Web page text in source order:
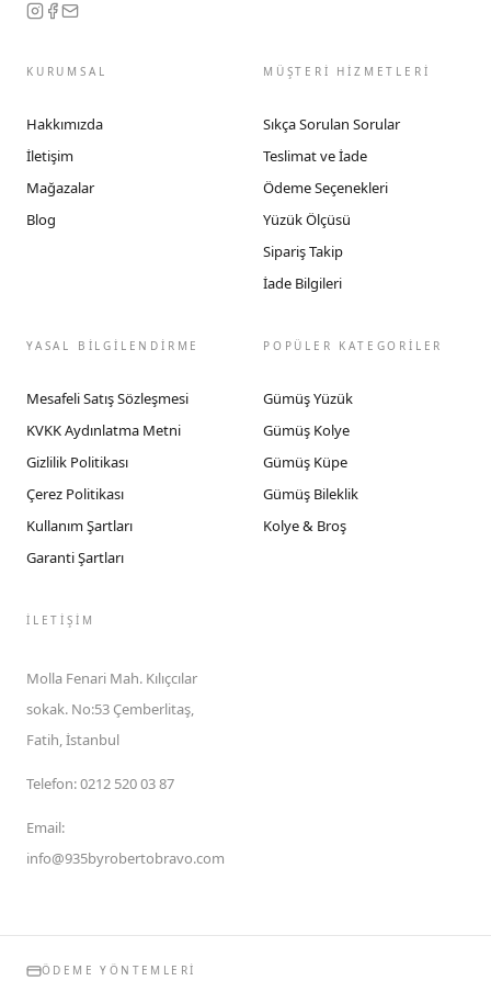
KURUMSAL
Hakkımızda
İletişim
Mağazalar
Blog
MÜŞTERİ HİZMETLERİ
Sıkça Sorulan Sorular
Teslimat ve İade
Ödeme Seçenekleri
Yüzük Ölçüsü
Sipariş Takip
İade Bilgileri
YASAL BİLGİLENDİRME
Mesafeli Satış Sözleşmesi
KVKK Aydınlatma Metni
Gizlilik Politikası
Çerez Politikası
Kullanım Şartları
Garanti Şartları
POPÜLER KATEGORİLER
Gümüş Yüzük
Gümüş Kolye
Gümüş Küpe
Gümüş Bileklik
Kolye & Broş
İLETIŞIM
Molla Fenari Mah. Kılıçcılar
sokak. No:53 Çemberlitaş,
Fatih, İstanbul
Telefon:0212 520 03 87
Email:
info@935byrobertobravo.com
ÖDEME YÖNTEMLERI